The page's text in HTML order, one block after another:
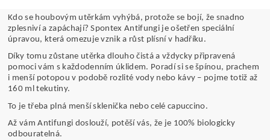
Kdo se houbovým utěrkám vyhýbá, protože se bojí, že snadno
zplesniví a zapáchají? Spontex Antifungi je ošetřen speciální
úpravou, která omezuje vznik a růst plísní v hadříku.
Díky tomu zůstane utěrka dlouho čistá a vždycky připravená
pomoci vám s každodenním úklidem. Poradí si se špínou, prachem
i menší potopou v podobě rozlité vody nebo kávy – pojme totiž až
160 ml tekutiny.
To je třeba plná menší sklenička nebo celé capuccino.
Až vám Antifungi doslouží, potěší vás, že je 100% biologicky
odbouratelná.